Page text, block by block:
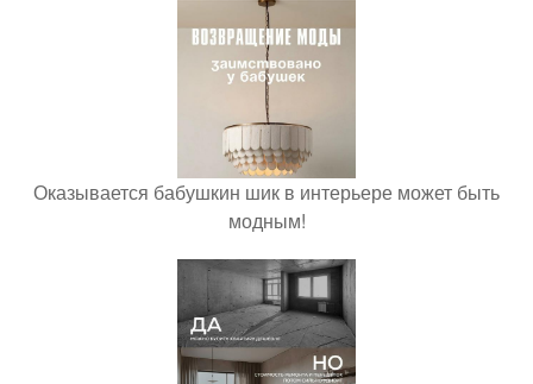
Оказывается бабушкин шик в интерьере может быть
модным!